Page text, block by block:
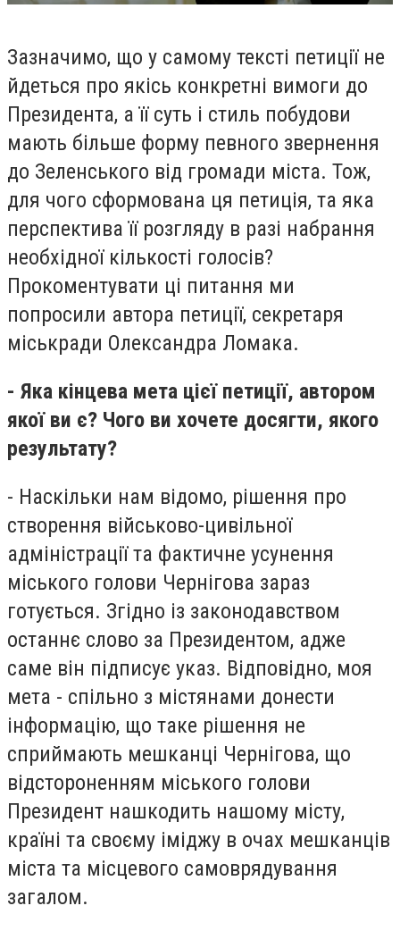
Зазначимо, що у самому тексті петиції не
йдеться про якісь конкретні вимоги до
Президента, а її суть і стиль побудови
мають більше форму певного звернення
до Зеленського від громади міста. Тож,
для чого сформована ця петиція, та яка
перспектива її розгляду в разі набрання
необхідної кількості голосів?
Прокоментувати ці питання ми
попросили автора петиції, секретаря
міськради Олександра Ломака.
- Яка кінцева мета цієї петиції, автором
якої ви є? Чого ви хочете досягти, якого
результату?
- Наскільки нам відомо, рішення про
створення військово-цивільної
адміністрації та фактичне усунення
міського голови Чернігова зараз
готується. Згідно із законодавством
останнє слово за Президентом, адже
саме він підписує указ. Відповідно, моя
мета - спільно з містянами донести
інформацію, що таке рішення не
сприймають мешканці Чернігова, що
відстороненням міського голови
Президент нашкодить нашому місту,
країні та своєму іміджу в очах мешканців
міста та місцевого самоврядування
загалом.